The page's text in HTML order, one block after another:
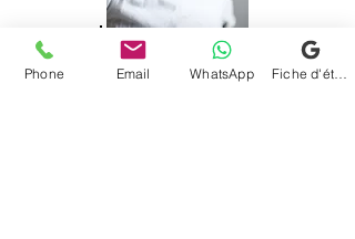
Phone Email WhatsApp